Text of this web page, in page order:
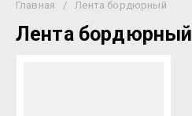
Главная / Лента бордюрный
Лента бордюрный